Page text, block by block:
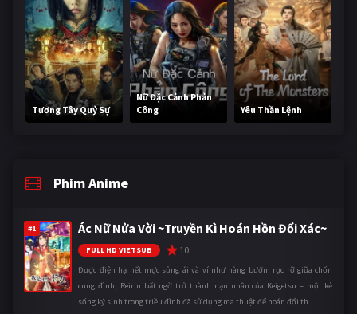
Tương Tây Quỷ Sự
Nữ Đặc Cảnh Phản
Công
Yêu Thần Lệnh
Phim Anime
#1 Ác Nữ Nửa Vời ~Truyền Kì Hoán Hồn Đổi Xác~
FULL HD VIETSUB 10
Được điện hạ hết mực sủng ái và ví như nàng bướm rực rỡ giữa chốn
cung đình, Reirin bất ngờ trở thành nạn nhân của Keigetsu – một kẻ
sống ký sinh trong triều đình đã sử dụng ma thuật để hoán đổi th ...